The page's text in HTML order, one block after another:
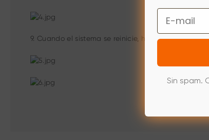
9. Cuando el sistema se reinicie, haga clic en el
Email
Sin spam.